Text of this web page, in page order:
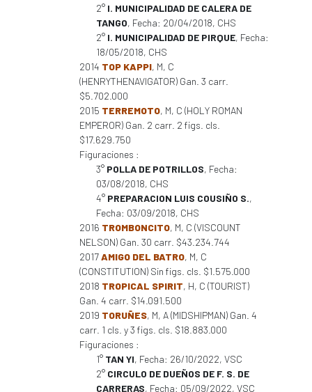
2° I. MUNICIPALIDAD DE CALERA DE
TANGO, Fecha: 20/04/2018, CHS
2° I. MUNICIPALIDAD DE PIRQUE, Fecha:
18/05/2018, CHS
2014 TOP KAPPI, M, C
(HENRYTHENAVIGATOR) Gan. 3 carr.
$5.702.000
2015 TERREMOTO, M, C (HOLY ROMAN
EMPEROR) Gan. 2 carr. 2 figs. cls.
$17.629.750
Figuraciones :
3° POLLA DE POTRILLOS, Fecha:
03/08/2018, CHS
4° PREPARACION LUIS COUSIÑO S.,
Fecha: 03/09/2018, CHS
2016 TROMBONCITO, M, C (VISCOUNT
NELSON) Gan. 30 carr. $43.234.744
2017AMIGO DEL BATRO, M, C
(CONSTITUTION) Sin figs. cls. $1.575.000
2018 TROPICAL SPIRIT, H, C (TOURIST)
Gan. 4 carr. $14.091.500
2019 TORUÑES, M, A (MIDSHIPMAN) Gan. 4
carr. 1 cls. y 3 figs. cls. $18.883.000
Figuraciones :
1° TAN YI, Fecha: 26/10/2022, VSC
2° CIRCULO DE DUEÑOS DE F. S. DE
CARRERAS, Fecha: 05/09/2022, VSC